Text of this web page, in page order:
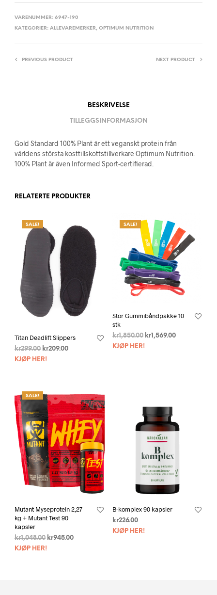
VARENUMMER: 6947-190
KATEGORIER: ALLEVAREMERKER, OPTIMUM NUTRITION
PREVIOUS PRODUCT NEXT PRODUCT
BESKRIVELSE
TILLEGGSINFORMASJON
Gold Standard 100% Plant är ett veganskt protein från
världens största kosttillskottstillverkare Optimum Nutrition.
100% Plant är även Informed Sport-certifierad.
RELATERTE PRODUKTER
SALE!
Titan Deadlift Slippers
kr299.00 kr209.00
KJØP HER!
SALE!
Stor Gummibåndpakke 10
stk
kr1,850.00 kr1,569.00
KJØP HER!
SALE!
Mutant Myseprotein 2,27
kg + Mutant Test 90
kapsler
kr1,048.00 kr945.00
KJØP HER!
B-komplex 90 kapsler
kr226.00
KJØP HER!